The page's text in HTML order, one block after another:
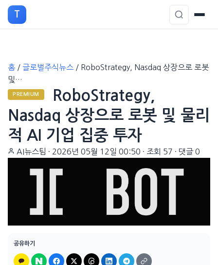
T
홈 / 글로벌주식뉴스 / RoboStrategy, Nasdaq 상장으로 로봇
및…
PREMIUM
RoboStrategy,
Nasdaq 상장으로 로봇 및 물리
적 AI 기업 집중 투자
AI뉴스팀 · 2026년 05월 12일 00:50 · 조회 57 · 댓글 0
공유하기